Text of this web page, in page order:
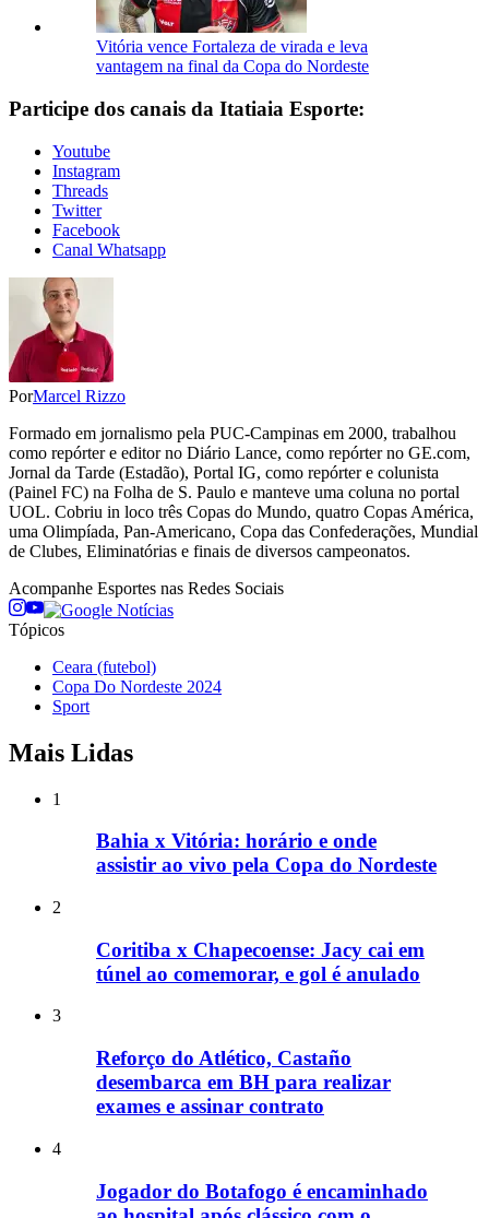
Vitória vence Fortaleza de virada e leva
vantagem na final da Copa do Nordeste
Participe dos canais da Itatiaia Esporte:
Youtube
Instagram
Threads
Twitter
Facebook
Canal Whatsapp
PorMarcel Rizzo
Formado em jornalismo pela PUC-Campinas em 2000, trabalhou
como repórter e editor no Diário Lance, como repórter no GE.com,
Jornal da Tarde (Estadão), Portal IG, como repórter e colunista
(Painel FC) na Folha de S. Paulo e manteve uma coluna no portal
UOL. Cobriu in loco três Copas do Mundo, quatro Copas América,
uma Olimpíada, Pan-Americano, Copa das Confederações, Mundial
de Clubes, Eliminatórias e finais de diversos campeonatos.
Acompanhe Esportes nas Redes Sociais
Tópicos
Ceara (futebol)
Copa Do Nordeste 2024
Sport
Mais Lidas
1
Bahia x Vitória: horário e onde
assistir ao vivo pela Copa do Nordeste
2
Coritiba x Chapecoense: Jacy cai em
túnel ao comemorar, e gol é anulado
3
Reforço do Atlético, Castaño
desembarca em BH para realizar
exames e assinar contrato
4
Jogador do Botafogo é encaminhado